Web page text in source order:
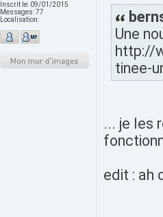
Inscrit le: 09/01/2015
Messages:77
Localisation:
Une
http://
tinee-
... je les
edit : ah